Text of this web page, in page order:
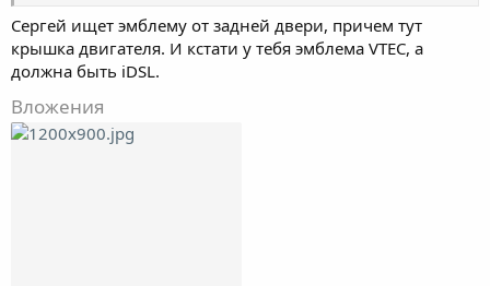
Сергей ищет эмблему от задней двери, причем тут
крышка двигателя. И кстати у тебя эмблема VTEC, а
должна быть iDSL.
Вложения